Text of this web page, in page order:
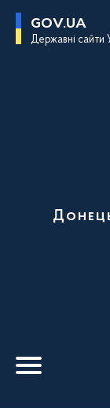
GOV.UA
Державні сайти